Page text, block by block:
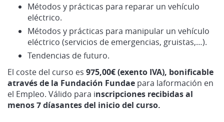
Métodos y prácticas para reparar un vehículo
eléctrico.
Métodos y prácticas para manipular un vehículo
eléctrico (servicios de emergencias, gruistas,…).
Tendencias de futuro.
El coste del curso es 975,00€ (exento IVA), bonificable
através de la Fundación Fundae para laformación en
el Empleo. Válido para inscripciones recibidas al
menos 7 díasantes del inicio del curso.